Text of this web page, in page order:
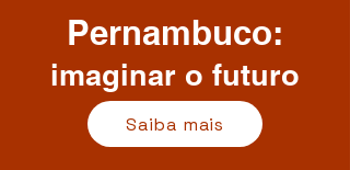
Pernambuco:
imaginar o futuro
Saiba mais